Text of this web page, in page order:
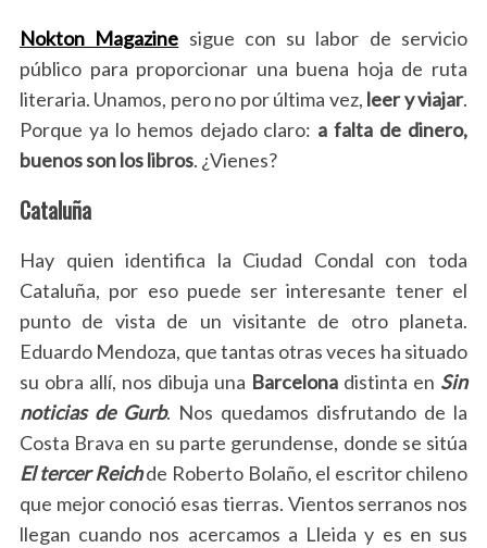
Nokton Magazine sigue con su labor de servicio
público para proporcionar una buena hoja de ruta
literaria. Unamos, pero no por última vez, leer y viajar.
Porque ya lo hemos dejado claro: a falta de dinero,
buenos son los libros. ¿Vienes?
Cataluña
Hay quien identifica la Ciudad Condal con toda
Cataluña, por eso puede ser interesante tener el
punto de vista de un visitante de otro planeta.
Eduardo Mendoza, que tantas otras veces ha situado
su obra allí, nos dibuja una Barcelona distinta en Sin
noticias de Gurb. Nos quedamos disfrutando de la
Costa Brava en su parte gerundense, donde se sitúa
El tercer Reichde Roberto Bolaño, el escritor chileno
que mejor conoció esas tierras. Vientos serranos nos
llegan cuando nos acercamos a Lleida y es en sus